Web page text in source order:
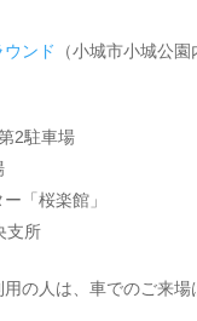
ンド （小城市小城公園
2駐車場
「桜楽館」
支所
の人は、車でのご来場